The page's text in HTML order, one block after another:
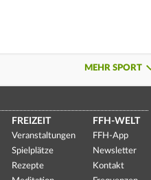
MEHR SPORT
FREIZEIT
Veranstaltungen
Spielplätze
Rezepte
FFH-WELT
FFH-App
Newsletter
Kontakt